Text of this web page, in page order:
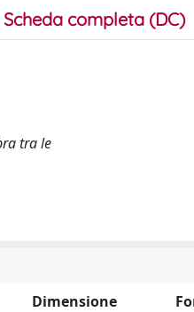
Scheda completa (DC)
tra le
Dimensione